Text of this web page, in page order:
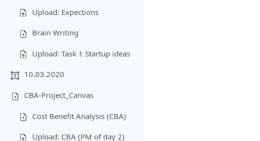
Upload: Expections
Brain Writing
Upload: Task 1 Startup ideas
10.03.2020
CBA-Project_Canvas
Cost Benefit Analysis (CBA)
Upload: CBA (PM of day 2)